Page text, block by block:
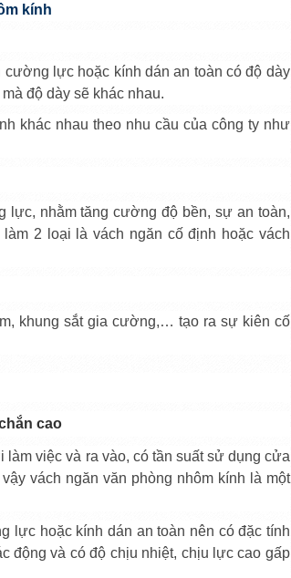
kính
lực hoặc kính dán an toàn có độ dày
độ dày sẽ khác nhau.
khác nhau theo nhu cầu của công ty như
nhằm tăng cường độ bền, sự an toàn,
2 loại là vách ngăn cố định hoặc vách
khung sắt gia cường,… tạo ra sự kiên cố
cao
việc và ra vào, có tần suất sử dụng cửa
vách ngăn văn phòng nhôm kính là một
lực hoặc kính dán an toàn nên có đặc tính
động và có độ chịu nhiệt, chịu lực cao gấp